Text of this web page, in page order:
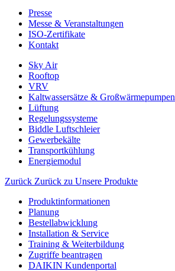
Presse
Messe & Veranstaltungen
ISO-Zertifikate
Kontakt
Sky Air
Rooftop
VRV
Kaltwassersätze & Großwärmepumpen
Lüftung
Regelungssysteme
Biddle Luftschleier
Gewerbekälte
Transportkühlung
Energiemodul
Zurück Zurück zu Unsere Produkte
Produktinformationen
Planung
Bestellabwicklung
Installation & Service
Training & Weiterbildung
Zugriffe beantragen
DAIKIN Kundenportal